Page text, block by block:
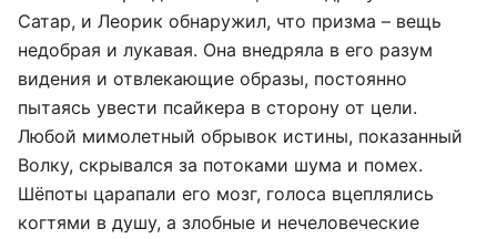
Сатар, и Леорик обнаружил, что призма – вещь
недобрая и лукавая. Она внедряла в его разум
видения и отвлекающие образы, постоянно
пытаясь увести псайкера в сторону от цели.
Любой мимолетный обрывок истины, показанный
Волку, скрывался за потоками шума и помех.
Шёпоты царапали его мозг, голоса вцеплялись
когтями в душу, а злобные и нечеловеческие